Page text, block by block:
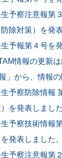
予察注意報第
除対策）を発
予報第４号を
情報の更新
」から、情報の
予察防除情報
を発表しました
予察技術情報
発表しました。
予察注意報第